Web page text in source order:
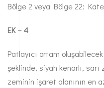
Bölge 2 veya Bölge 22:
EK – 4
Patlayıcı ortam
şeklinde, siyah kenarlı, sarı
zeminin işaret alanının en